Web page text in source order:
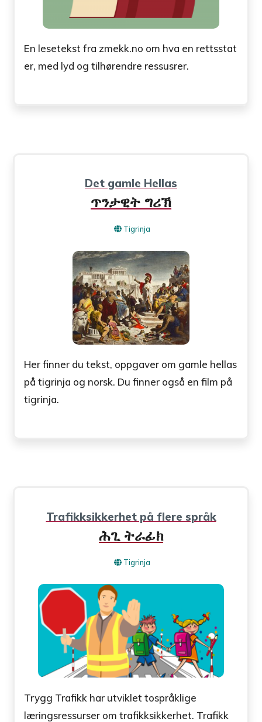
En lesetekst fra zmekk.no om hva en rettsstat
er, med lyd og tilhørendre ressusrer.
Det gamle Hellas
ጥንታዊት ግሪኽ
Tigrinja
Her finner du tekst, oppgaver om gamle hellas
på tigrinja og norsk. Du finner også en film på
tigrinja.
Trafikksikkerhet på flere språk
ሕጊ ትራፊክ
Tigrinja
Trygg Trafikk har utviklet tospråklige
læringsressurser om trafikksikkerhet. Trafikk